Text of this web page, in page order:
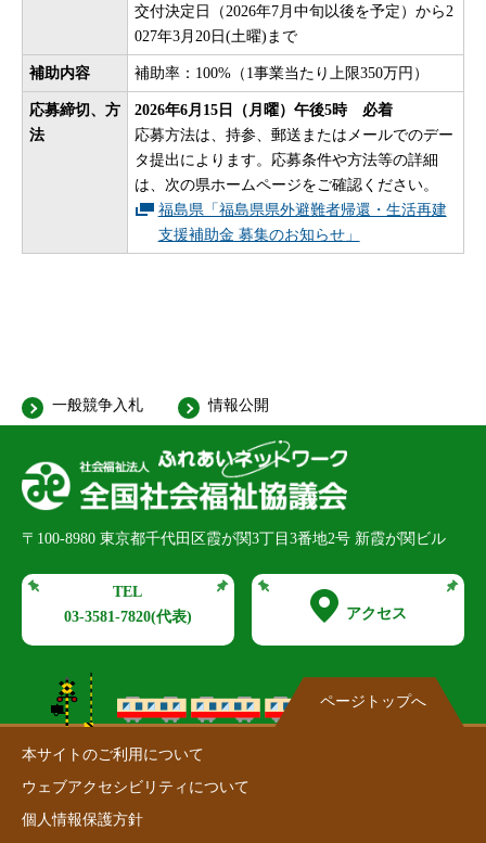
交付決定日（2026年7月中旬以後を予定）から2
027年3月20日(土曜)まで
補助内容 補助率：100%（1事業当たり上限350万円）
応募締切、方
法
2026年6月15日（月曜）午後5時 必着
応募方法は、持参、郵送またはメールでのデー
タ提出によります。応募条件や方法等の詳細
は、次の県ホームページをご確認ください。
福島県「福島県県外避難者帰還・生活再建
支援補助金 募集のお知らせ」
一般競争入札 情報公開
〒100-8980 東京都千代田区霞が関3丁目3番地2号 新霞が関ビル
TEL
03-3581-7820(代表) アクセス
本サイトのご利用について
ウェブアクセシビリティについて
個人情報保護方針
ページトップへ